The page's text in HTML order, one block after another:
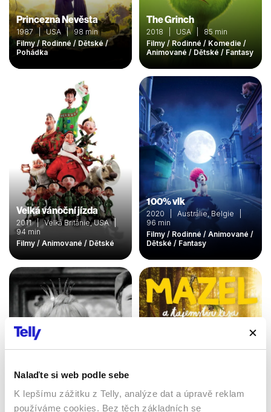
Nalaďte si web podle sebe
K lepšímu zážitku z Telly, analýze dat a úpravě reklam
používáme cookies. Bez těch základních se
Princezna Nevěsta
1987 | USA | 98 min
Filmy / Rodinné / Dětské /
Pohádka
The Grinch
2018 | USA | 85 min
Filmy / Rodinné / Komedie /
Animované / Dětské / Fantasy
Velká vánoční jízda
2011 | Velká Británie, USA |
94 min
Filmy / Animované / Dětské
100% vlk
2020 | Austrálie, Belgie |
96 min
Filmy / Rodinné / Animované /
Dětské / Fantasy
O princezně ve věži
1970 | Československo |
Mazel a tajemství lesa
2021 | Česká republika,